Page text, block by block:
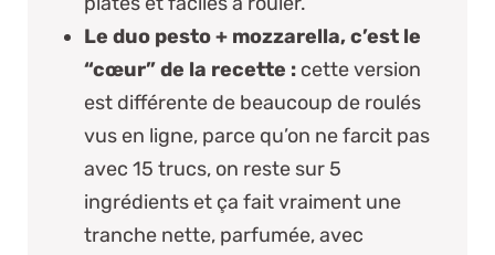
Le duo pesto + mozzarella, c’est le
“cœur” de la recette : cette version
est différente de beaucoup de roulés
vus en ligne, parce qu’on ne farcit pas
avec 15 trucs, on reste sur 5
ingrédients et ça faitvraiment une
tranche nette, parfumée, avec